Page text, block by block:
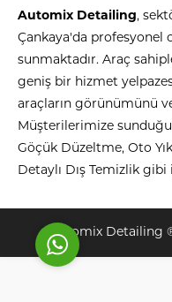
Automix Detailing,
Çankaya'da
sunmaktadır. Araç
geniş bir hizmet
araçların görünümünü
Müşterilerimize
Göçük Düzeltme, Oto
Detaylı Dış Temizlik
Automix Detailing
Automix